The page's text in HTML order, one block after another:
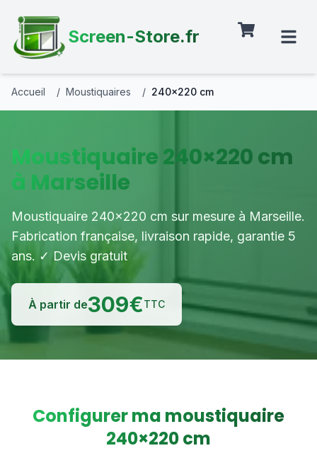
Screen-Store.fr
Accueil / Moustiquaires / 240×220 cm
Moustiquaire 240×220 cm
à Marseille
Moustiquaire 240×220 cm sur mesure à Marseille.
Fabrication française, livraison rapide, garantie 5
ans. ✓ Devis gratuit
À partir de309€TTC
Configurer ma moustiquaire
240×220cm